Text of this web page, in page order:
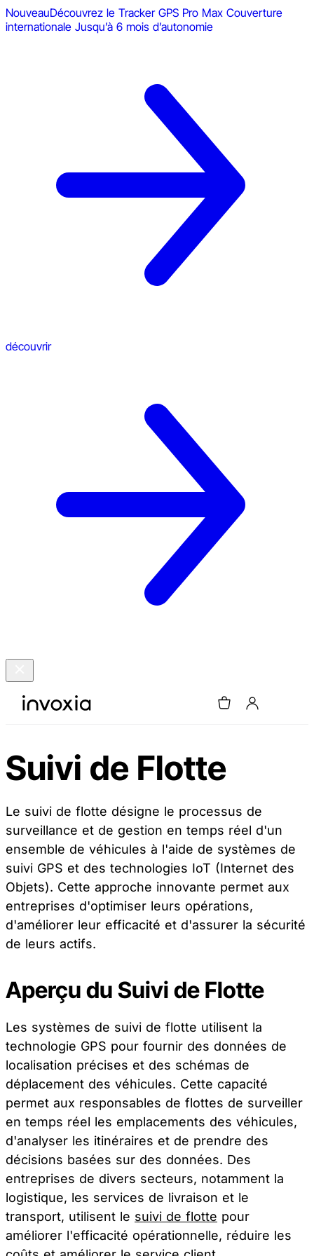
NouveauDécouvrez le Tracker GPS Pro Max Couverture
internationale Jusqu’à 6 mois d’autonomie
découvrir
Suivi de Flotte
Le suivi de flotte désigne le processus de
surveillance et de gestion en temps réel d'un
ensemble de véhicules à l'aide de systèmes de
suivi GPS et des technologies IoT (Internet des
Objets). Cette approche innovante permet aux
entreprises d'optimiser leurs opérations,
d'améliorer leur efficacité et d'assurer la sécurité
de leurs actifs.
Aperçu du Suivi de Flotte
Les systèmes de suivi de flotte utilisent la
technologie GPS pour fournir des données de
localisation précises et des schémas de
déplacement des véhicules. Cette capacité
permet aux responsables de flottes de surveiller
en temps réel les emplacements des véhicules,
d'analyser les itinéraires et de prendre des
décisions basées sur des données. Des
entreprises de divers secteurs, notamment la
logistique, les services de livraison et le
transport, utilisent le suivi de flotte pour
améliorer l'efficacité opérationnelle, réduire les